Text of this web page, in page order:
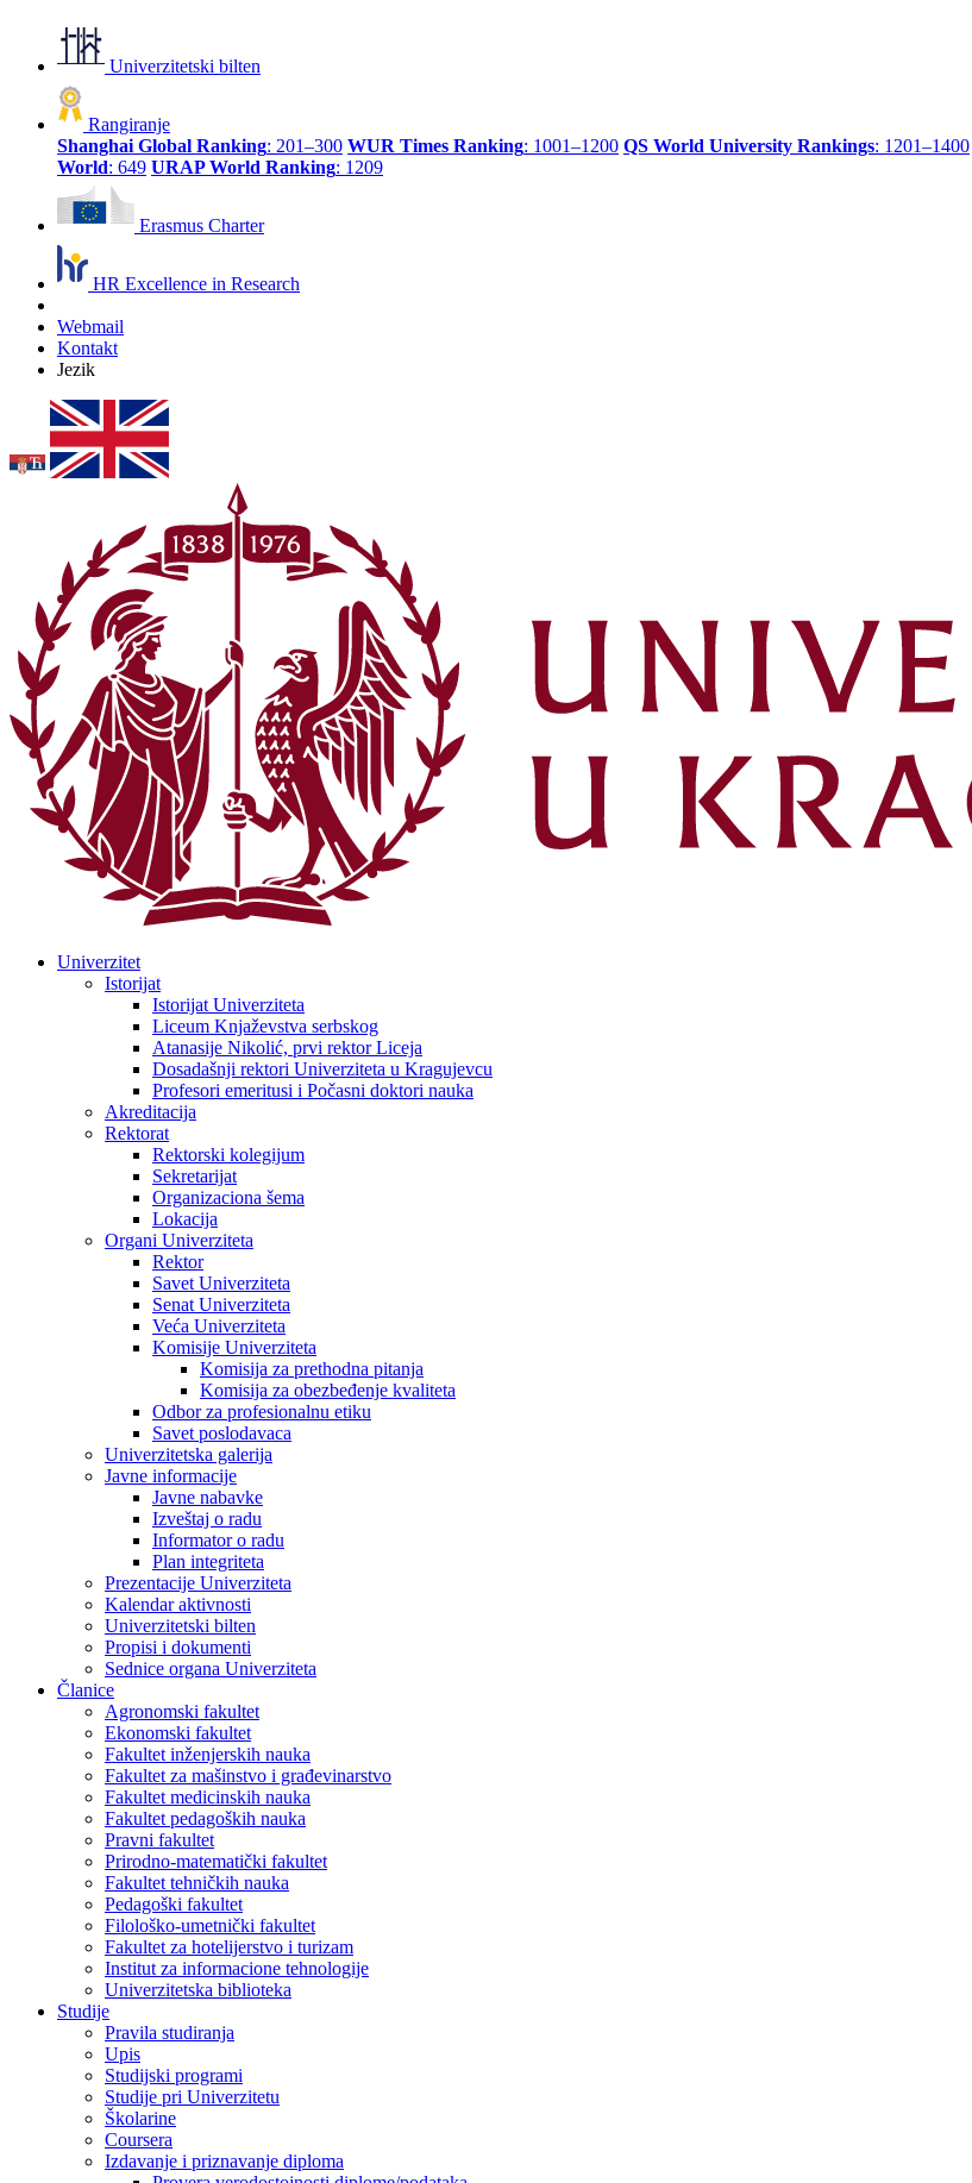
Univerzitetski bilten
Rangiranje
Shanghai Global Ranking: 201–300 WUR Times Ranking: 1001–1200 QS World University Rankings: 1201–1400
World: 649 URAP World Ranking: 1209
Erasmus Charter
HR Excellence in Research
Webmail
Kontakt
Jezik
Univerzitet
Istorijat
Istorijat Univerziteta
Liceum Knjaževstva serbskog
Atanasije Nikolić, prvi rektor Liceja
Dosadašnji rektori Univerziteta u Kragujevcu
Profesori emeritusi i Počasni doktori nauka
Akreditacija
Rektorat
Rektorski kolegijum
Sekretarijat
Organizaciona šema
Lokacija
Organi Univerziteta
Rektor
Savet Univerziteta
Senat Univerziteta
Veća Univerziteta
Komisije Univerziteta
Komisija za prethodna pitanja
Komisija za obezbeđenje kvaliteta
Odbor za profesionalnu etiku
Savet poslodavaca
Univerzitetska galerija
Javne informacije
Javne nabavke
Izveštaj o radu
Informator o radu
Plan integriteta
Prezentacije Univerziteta
Kalendar aktivnosti
Univerzitetski bilten
Propisi i dokumenti
Sednice organa Univerziteta
Članice
Agronomski fakultet
Ekonomski fakultet
Fakultet inženjerskih nauka
Fakultet za mašinstvo i građevinarstvo
Fakultet medicinskih nauka
Fakultet pedagoških nauka
Pravni fakultet
Prirodno-matematički fakultet
Fakultet tehničkih nauka
Pedagoški fakultet
Filološko-umetnički fakultet
Fakultet za hotelijerstvo i turizam
Institut za informacione tehnologije
Univerzitetska biblioteka
Studije
Pravila studiranja
Upis
Studijski programi
Studije pri Univerzitetu
Školarine
Coursera
Izdavanje i priznavanje diploma